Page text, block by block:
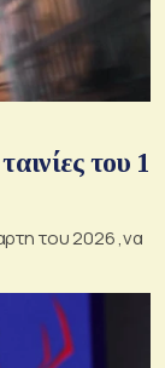
του 1
του 2026 ,να